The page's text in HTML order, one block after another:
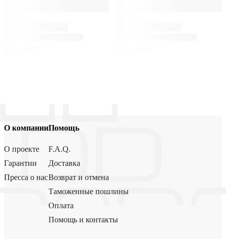
О компании
О проекте
Гарантии
Пресса о нас
Помощь
F.A.Q.
Доставка
Возврат и отмена
Таможенные пошлины
Оплата
Помощь и контакты